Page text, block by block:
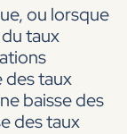
ou lorsque
taux
des taux
baisse des
des taux